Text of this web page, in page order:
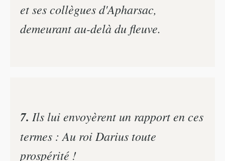
et ses collègues d'Apharsac,
demeurant au-delà du fleuve.
7. Ils lui envoyèrent un rapport en ces
termes : Au roi Darius toute
prospérité !